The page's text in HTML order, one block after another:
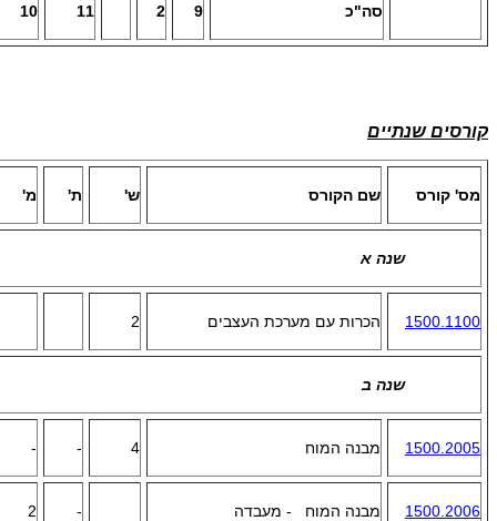
סה"כ 9
2
11
10
קורסים שנתיים
מס' קורס שם הקורס ש' ת' מ'
שנה א
1500.1100 הכרות עם מערכת העצבים 2
שנה ב
1500.2005 מבנה המוח 4
-
-
1500.2006 מבנה המוח - מעבדה -
2